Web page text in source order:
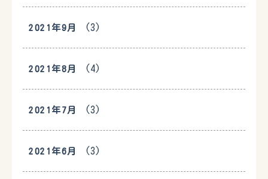
2021年9月 (3)
2021年8月 (4)
2021年7月 (3)
2021年6月 (3)